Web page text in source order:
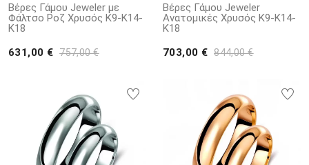
Βέρες Γάμου Jeweler με
Φάλτσο Ροζ Χρυσός Κ9-Κ14-
Κ18
631,00 € 757,00 €
Βέρες Γάμου Jeweler
Ανατομικές Χρυσός Κ9-Κ14-
Κ18
703,00 € 844,00 €